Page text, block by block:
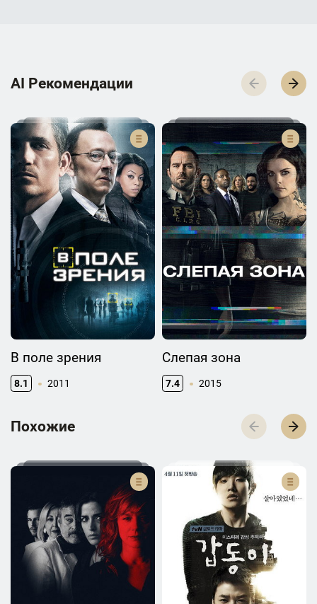
AI Р­е­к­о­м­е­н­д­а­ц­и­и
В поле зрения
8.1 2011
Слепая зона
7.4 2015
П­­­о­­­х­­­о­­­ж­­­и­­­е